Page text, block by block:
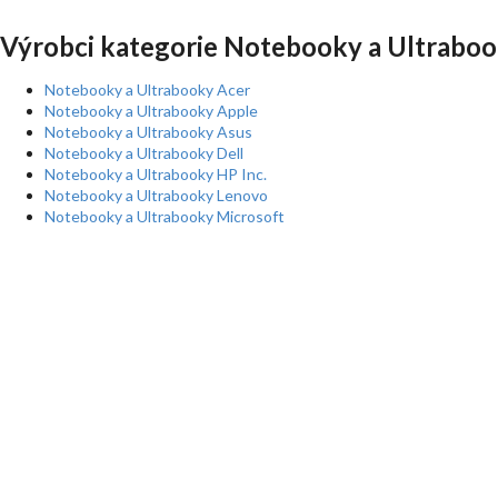
Výrobci kategorie Notebooky a
Notebooky a Ultrabooky Acer
Notebooky a Ultrabooky Apple
Notebooky a Ultrabooky Asus
Notebooky a Ultrabooky Dell
Notebooky a Ultrabooky HP Inc.
Notebooky a Ultrabooky Lenovo
Notebooky a Ultrabooky Microsoft